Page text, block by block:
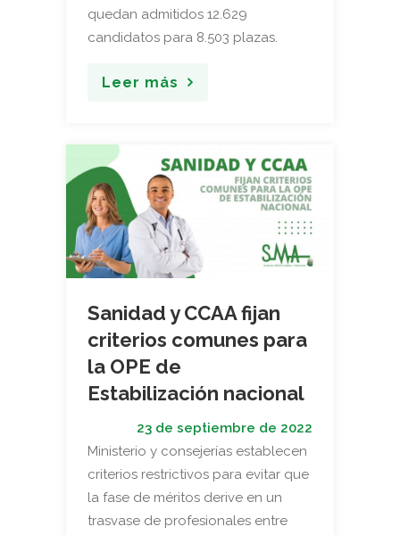
quedan admitidos 12.629
candidatos para 8.503 plazas.
Leer más
Sanidad y CCAA fijan
criterios comunes para
la OPE de
Estabilización nacional
23 de septiembre de 2022
Ministerio y consejerías establecen
criterios restrictivos para evitar que
la fase de méritos derive en un
trasvase de profesionales entre